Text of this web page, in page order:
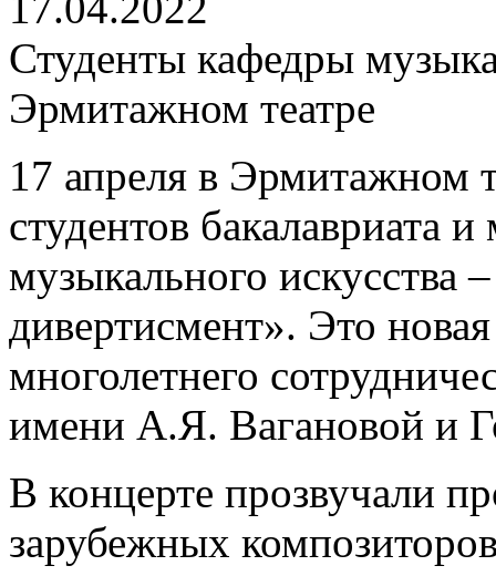
Студенты кафедры
Эрмитажном театре
17 апреля в Эрмитажном
студентов бакалавриата
музыкального искусства
дивертисмент». Это
многолетнего
имени А.Я. Вагановой и
В концерте прозвучали
зарубежных